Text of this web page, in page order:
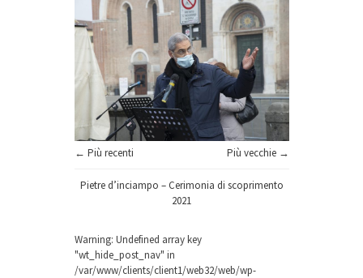
← Più recenti Più vecchie →
Pietre d’inciampo – Cerimonia di scoprimento
2021
Warning: Undefined array key
"wt_hide_post_nav" in
/var/www/clients/client1/web32/web/wp-